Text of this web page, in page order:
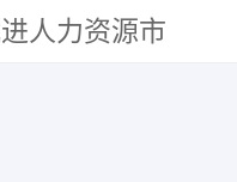
人力资源市